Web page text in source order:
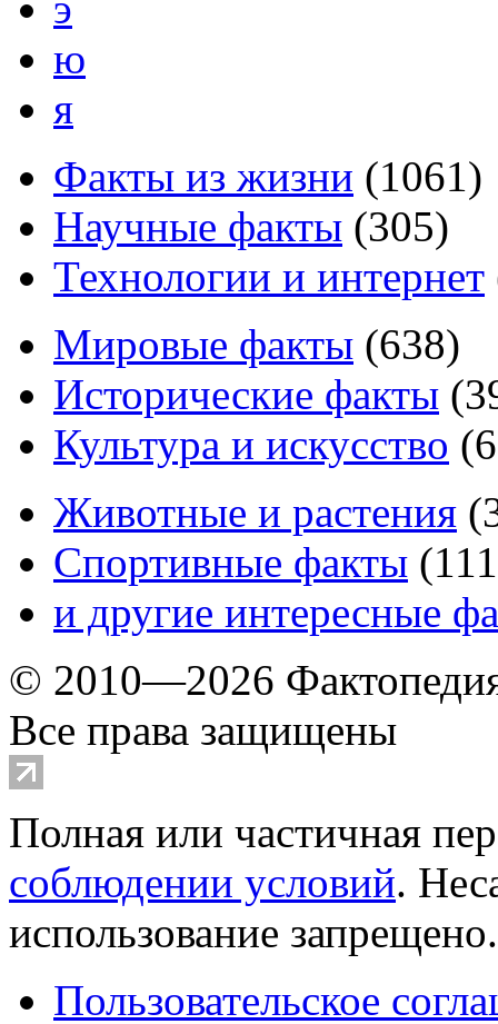
ю
я
Факты из жизни (1061)
Научные факты (305)
Технологии и интернет
Мировые факты (638)
Исторические факты (
Культура и искусство (
Животные и растения (
Спортивные факты (111
и другие интересные
© 2010—2026
Все права защищены
Полная или частичная
соблюдении условий.
использование
Пользовательское